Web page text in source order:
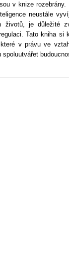
v knize rozebrány.
neustále
životů, je důležité
Tato kniha si
v právu ve